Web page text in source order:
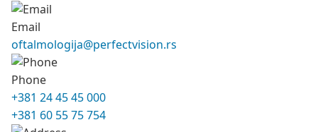
Email
oftalmologija@perfectvision.rs
Phone
+381 24 45 45 000
+381 60 55 75 754